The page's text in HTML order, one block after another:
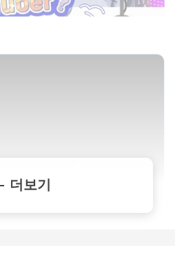
더보기